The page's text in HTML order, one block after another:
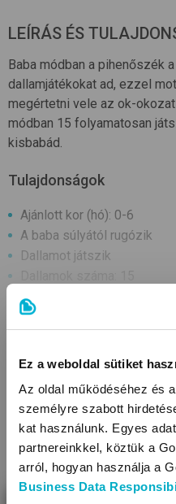
Ez a weboldal sütiket
Az oldal működéséhez és
személyre szabott
kat használunk. Egyes
partnereinkkel, köztük a
arról, hogyan használja a
Business Data
LEÍRÁS ÉS
Baba módban a pihenőszék
dallamjátékokat ad, ezzel
megértetni vele az ok-
módban 15 folyamatosan
kisbabád.
Tulajdonságok
Ajánlott kor (hó): 0-6
A baba súlyától rugózik
Dallamot játszik
A vibrációs funkció
Működtetése: elemmel (1 x
Belső biztonsági öve: 3
A huzat levehető,
A huzat anyaga: poliészter
A váz anyaga: fém
Terhelhetőség (max. kg): 9
Elemet tartalmaz: nem
Világít
KAPCSOLÓDÓ